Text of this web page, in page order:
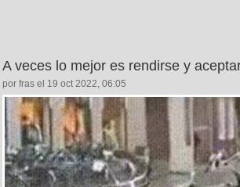
A veces lo mejor es rendirse y
por fras el 19 oct 2022, 06:05